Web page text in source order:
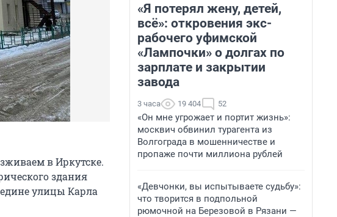
в Иркутске.
здания
улицы Карла
«Я потерял жену, детей,
всё»: откровения экс-
рабочего уфимской
«Лампочки» о долгах по
зарплате и закрытии
завода
3 часа 19 404 52
«Он мне угрожает и портит жизнь»:
москвич обвинил турагента из
Волгограда в мошенничестве и
пропаже почти миллиона рублей
«Девчонки, вы испытываете судьбу»:
что творится в подпольной
рюмочной на Березовой в Рязани —